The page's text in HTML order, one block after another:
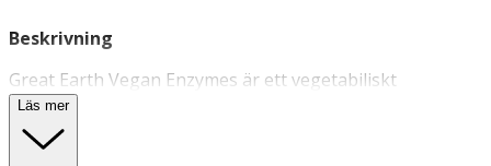
Beskrivning
Great Earth Vegan Enzymes är ett vegetabiliskt
kosttillskott med
Måltidsenzymer hjälper magen att bryta ner kolhydrater,
protein, fett, laktos och fiberrika grönsaker.
Läs mer